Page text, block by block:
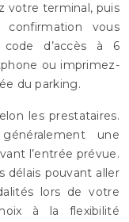
votre terminal, puis
vous
d’accès à 6
ou imprimez-
du parking.
les prestataires.
une
l’entrée prévue.
délais pouvant aller
lors de votre
à la flexibilité